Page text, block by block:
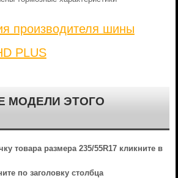
производителя шины
PLUS
МОДЕЛИ ЭТОГО
товара размера 235/55R17 кликните в
по заголовку столбца